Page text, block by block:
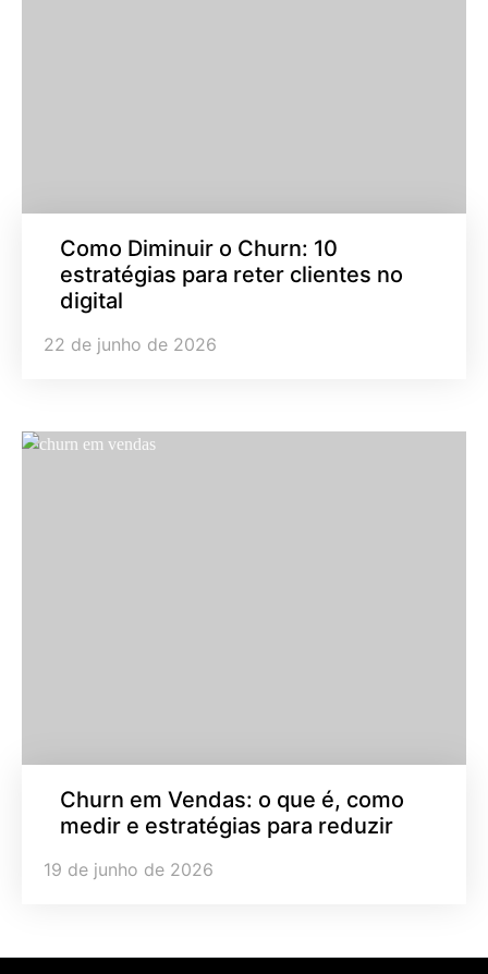
Como Diminuir o Churn: 10
estratégias para reter clientes no
digital
22 de junho de 2026
Churn em Vendas: o que é, como
medir e estratégias para reduzir
19 de junho de 2026